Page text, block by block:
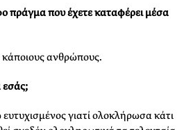
πράγμα που έχετε καταφέρει μέσα
ανθρώπους.
εσάς;
γιατί ολοκλήρωσα κάτι